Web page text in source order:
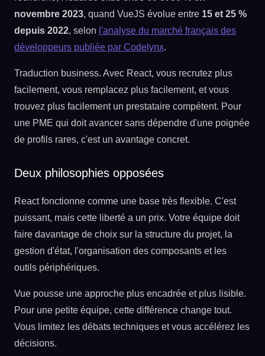
novembre 2023, quand VueJS évolue entre 15 et 25 %
depuis 2022, selon l'analyse du marché français des
développeurs publiée par Codelynx.
Traduction business. Avec React, vous recrutez plus
facilement, vous remplacez plus facilement, et vous
trouvez plus facilement un prestataire compétent. Pour
une PME qui doit avancer sans dépendre d'une poignée
de profils rares, c'est un avantage concret.
Deux philosophies opposées
React fonctionne comme une base très flexible. C'est
puissant, mais cette liberté a un prix. Votre équipe doit
faire davantage de choix sur la structure du projet, la
gestion d'état, l'organisation des composants et les
outils périphériques.
Vue pousse une approche plus encadrée et plus lisible.
Pour une petite équipe, cette différence change tout.
Vous limitez les débats techniques et vous accélérez les
décisions.